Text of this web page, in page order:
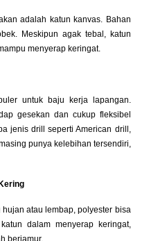
adalah katun kanvas. Bahan
Meskipun agak tebal, katun
menyerap keringat.
untuk baju kerja lapangan.
gesekan dan cukup fleksibel
jenis drill seperti American drill,
punya kelebihan tersendiri,
atau lembap, polyester bisa
dalam menyerap keringat,
berjamur.